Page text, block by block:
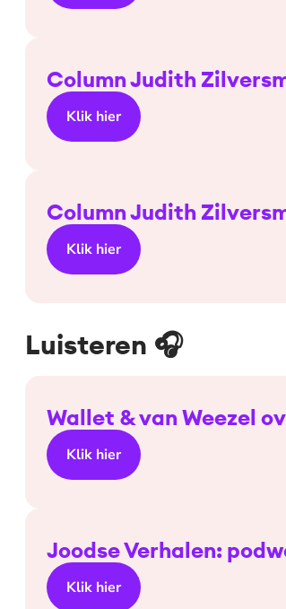
Column Judith
Klik hier
Column Judith
Klik hier
Luisteren 🎧
Wallet & van Weezel
Klik hier
Joodse Verhalen:
Klik hier